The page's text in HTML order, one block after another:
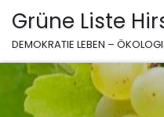
Inhalt
springen
Grüne Liste
DEMOKRATIE LEBEN –